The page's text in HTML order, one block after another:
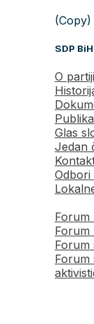
(Copy)
SDP BiH
O partiji
Glas
Jedan
Odbori
Forum
Forum
Forum
Forum